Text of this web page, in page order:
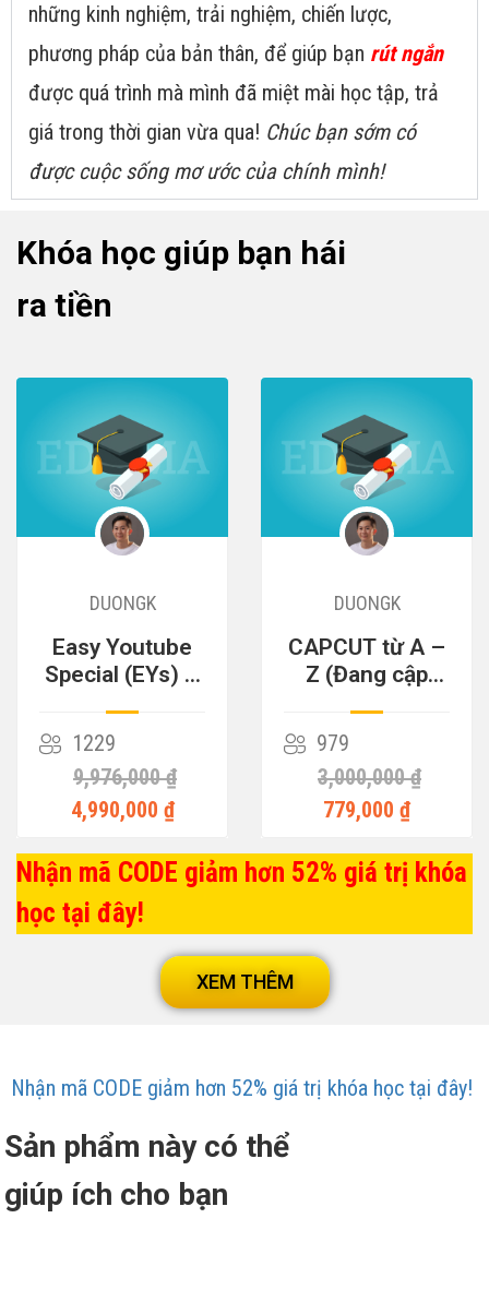
những kinh nghiệm, trải nghiệm, chiến lược,
phương pháp của bản thân, để giúp bạn rút ngắn
được quá trình mà mình đã miệt mài học tập, trả
giá trong thời gian vừa qua! Chúc bạn sớm có
được cuộc sống mơ ước của chính mình!
Khóa học giúp bạn hái
ra tiền
DUONGK
Easy Youtube
Special (EYs) –
Tiền
1229
9,976,000 ₫
4,990,000 ₫
DUONGK
CAPCUT từ A –
Z (Đang cập
979
3,000,000 ₫
779,000 ₫
Nhận mã CODE giảm hơn 52% giá trị khóa
học tại đây!
XEM THÊM
Nhận mã CODE giảm hơn 52% giá trị khóa học tại đây!
Sản phẩm này có thể
giúp ích cho bạn